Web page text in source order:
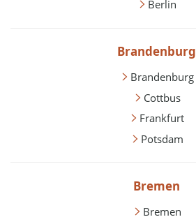
Berlin
Brandenburg
Brandenburg
Cottbus
Frankfurt
Potsdam
Bremen
Bremen